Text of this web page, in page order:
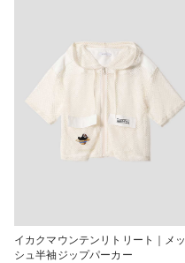
イカクマウンテンリトリート｜メッ
シュ半袖ジップパーカー